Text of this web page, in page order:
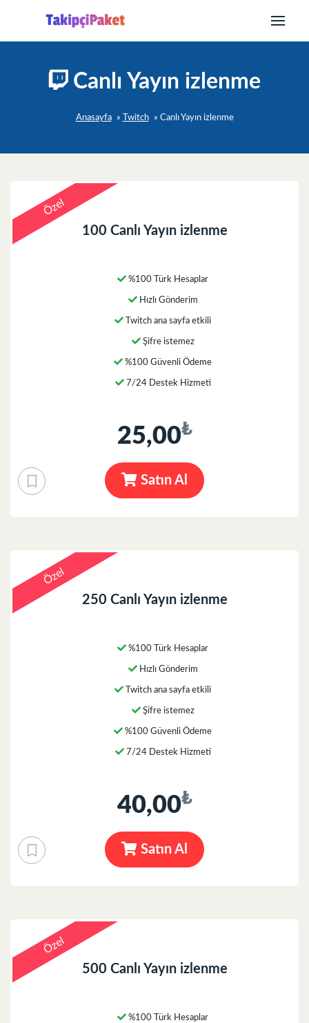
Canlı Yayın izlenme
Anasayfa » Twitch » Canlı Yayın izlenme
Özel
100 Canlı Yayın izlenme
%100 Türk Hesaplar
Hızlı Gönderim
Twitch ana sayfa etkili
Şifre istemez
%100 Güvenli Ödeme
7/24 Destek Hizmeti
25,00₺
Satın Al
Özel
250 Canlı Yayın izlenme
%100 Türk Hesaplar
Hızlı Gönderim
Twitch ana sayfa etkili
Şifre istemez
%100 Güvenli Ödeme
7/24 Destek Hizmeti
40,00₺
Satın Al
Özel
500 Canlı Yayın izlenme
%100 Türk Hesaplar